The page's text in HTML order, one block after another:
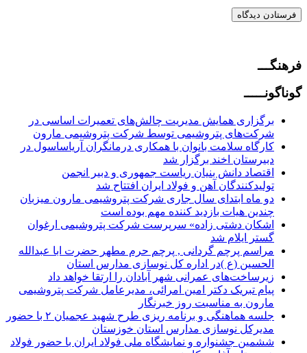
فرهنگـــ
گوناگونـــــ
برگزاری همایش مدیریت چالش‌های تعمیرات اساسی در
شرکت‌های پتروشیمی توسط شرکت پتروشیمی مارون
کارگاه سلامت بانوان با همکاری درمانگران آریاساسول در
دبیرستان اخند برگزار شد
اقتصاد دانش بنیان ریاست جمهوری و دبیر انجمن‌
تولیدکنندگان آهن و فولاد ایران افتتاح شد
دو ماه ابتدای سال جاری شرکت پتروشیمی مارون میزبان
چندین هیات بازدید کننده مهم بوده است
اشکان دشتی زاده» سرپرست شرکت پتروشیمی ارغوان
گستر ایلام شد
مراسم پرچم گردانی , پرچم حرم مطهر حضرت ابا عبدالله
الحسین (ع )در اداره کل نوسازی مدارس استان
زیرساخت‌های عمرانی شهر آبادان را ارتقا خواهد داد
پیام تبریک دکتر امین امرائی، مدیرعامل شرکت پتروشیمی
مارون به مناسبت روز خبرنگار
جلسه هماهنگی و برنامه ریزی طرح شهید عجمیان ۲ با حضور
مدیرکل نوسازی مدارس استان خوزستان
ششمین جشنواره و نمایشگاه ملی فولاد ایران با حضور فولاد